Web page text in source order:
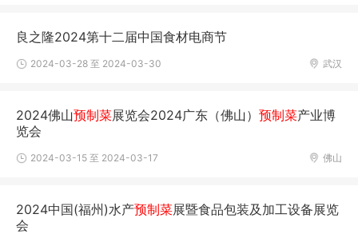
良之隆2024第十二届中国食材电商节
武汉
2024-03-28 至 2024-03-30
2024佛山预制菜展览会2024广东（佛山） 预制菜产业博
览会
佛山
2024-03-15 至 2024-03-17
2024中国(福州)水产预制菜展暨食品包装及加工设备展览
会